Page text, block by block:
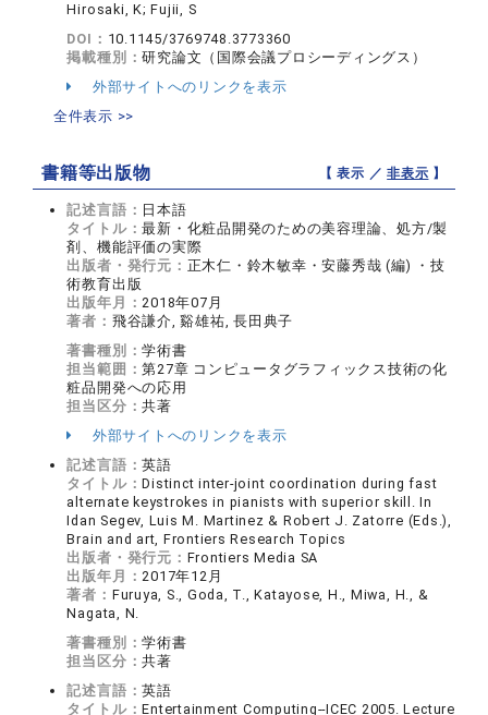
Hirosaki, K; Fujii, S
DOI： 10.1145/3769748.3773360
掲載種別：研究論文（国際会議プロシーディングス）
外部サイトへのリンクを表示
全件表示 >>
書籍等出版物 【 表示 ／非表示 】
記述言語： 日本語
タイトル：最新・化粧品開発のための美容理論、処方/製
剤、機能評価の実際
出版者・発行元： 正木仁・鈴木敏幸・安藤秀哉 (編) ・技
術教育出版
出版年月：2018年07月
著者： 飛谷謙介, 谿雄祐, 長田典子
著書種別：学術書
担当範囲：第27章 コンピュータグラフィックス技術の化
粧品開発への応用
担当区分：共著
外部サイトへのリンクを表示
記述言語：英語
タイトル：Distinct inter-joint coordination during fast
alternate keystrokes in pianists with superior skill. In
Idan Segev, Luis M. Martinez & Robert J. Zatorre (Eds.),
Brain and art, Frontiers Research Topics
出版者・発行元： Frontiers Media SA
出版年月：2017年12月
著者： Furuya, S., Goda, T., Katayose, H., Miwa, H., &
Nagata, N.
著書種別：学術書
担当区分：共著
記述言語：英語
タイトル：Entertainment Computing--ICEC 2005. Lecture